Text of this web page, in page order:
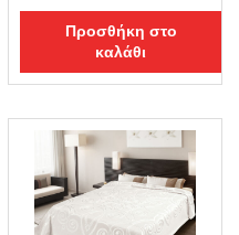
Προσθήκη στο
καλάθι